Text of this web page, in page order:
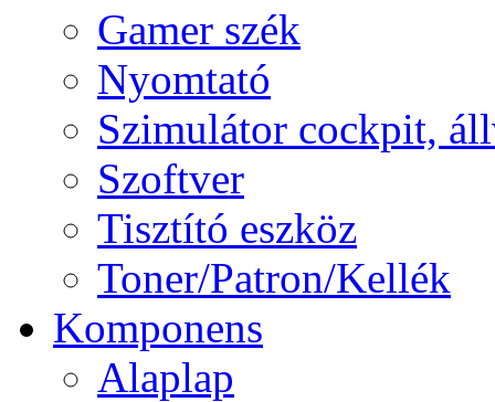
Gamer szék
Nyomtató
Szimulátor cockpit,
Szoftver
Tisztító eszköz
Toner/Patron/Kellék
Komponens
Alaplap